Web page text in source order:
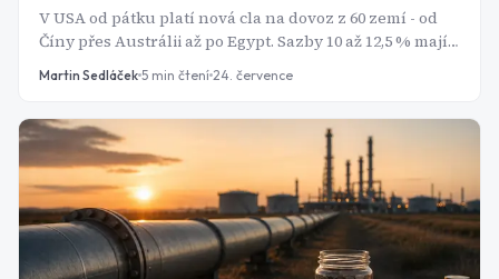
V USA od pátku platí nová cla na dovoz z 60 zemí - od
Číny přes Austrálii až po Egypt. Sazby 10 až 12,5 % mají
být tentokrát trvalé. Otázka je, jak dlouho.
Martin Sedláček 5 min čtení 24. července